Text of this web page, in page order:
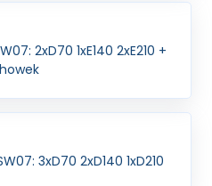
2xD70 1xE140 2xE210 +
3xD70 2xD140 1xD210